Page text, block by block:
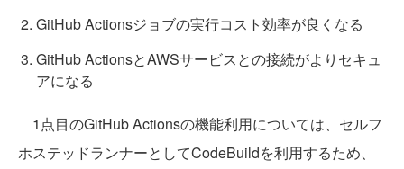
GitHub Actionsジョブの実行コスト効率が良くなる
GitHub ActionsとAWSサービスとの接続がよりセキュ
アになる
1点目のGitHub Actionsの機能利用については、セルフ
ホステッドランナーとしてCodeBuildを利用するため、